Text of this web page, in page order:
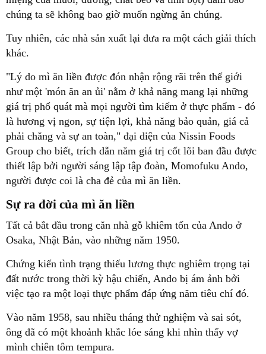
chúng ta sẽ không bao giờ muốn ngừng ăn chúng.
Tuy nhiên, các nhà sản xuất lại đưa ra một cách giải thích
khác.
"Lý do mì ăn liền được đón nhận rộng rãi trên thế giới
như một 'món ăn an ủi' nằm ở khả năng mang lại những
giá trị phổ quát mà mọi người tìm kiếm ở thực phẩm - đó
là hương vị ngon, sự tiện lợi, khả năng bảo quản, giá cả
phải chăng và sự an toàn," đại diện của Nissin Foods
Group cho biết, trích dẫn năm giá trị cốt lõi ban đầu được
thiết lập bởi người sáng lập tập đoàn, Momofuku Ando,
người được coi là cha đẻ của mì ăn liền.
Sự ra đời của mì ăn liền
Tất cả bắt đầu trong căn nhà gỗ khiêm tốn của Ando ở
Osaka, Nhật Bản, vào những năm 1950.
Chứng kiến tình trạng thiếu lương thực nghiêm trọng tại
đất nước trong thời kỳ hậu chiến, Ando bị ám ảnh bởi
việc tạo ra một loại thực phẩm đáp ứng năm tiêu chí đó.
Vào năm 1958, sau nhiều tháng thử nghiệm và sai sót,
ông đã có một khoảnh khắc lóe sáng khi nhìn thấy vợ
mình chiên tôm tempura.